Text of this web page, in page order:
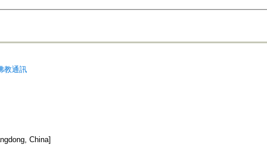
教通訊
China]